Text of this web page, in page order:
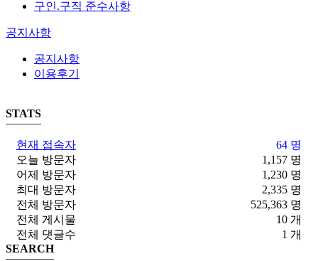
구인.구직 준수사항
공지사항
공지사항
이용후기
STATS
64 명
현재 접속자
1,157 명
오늘 방문자
1,230 명
어제 방문자
2,335 명
최대 방문자
525,363 명
전체 방문자
10 개
전체 게시물
1 개
전체 댓글수
SEARCH